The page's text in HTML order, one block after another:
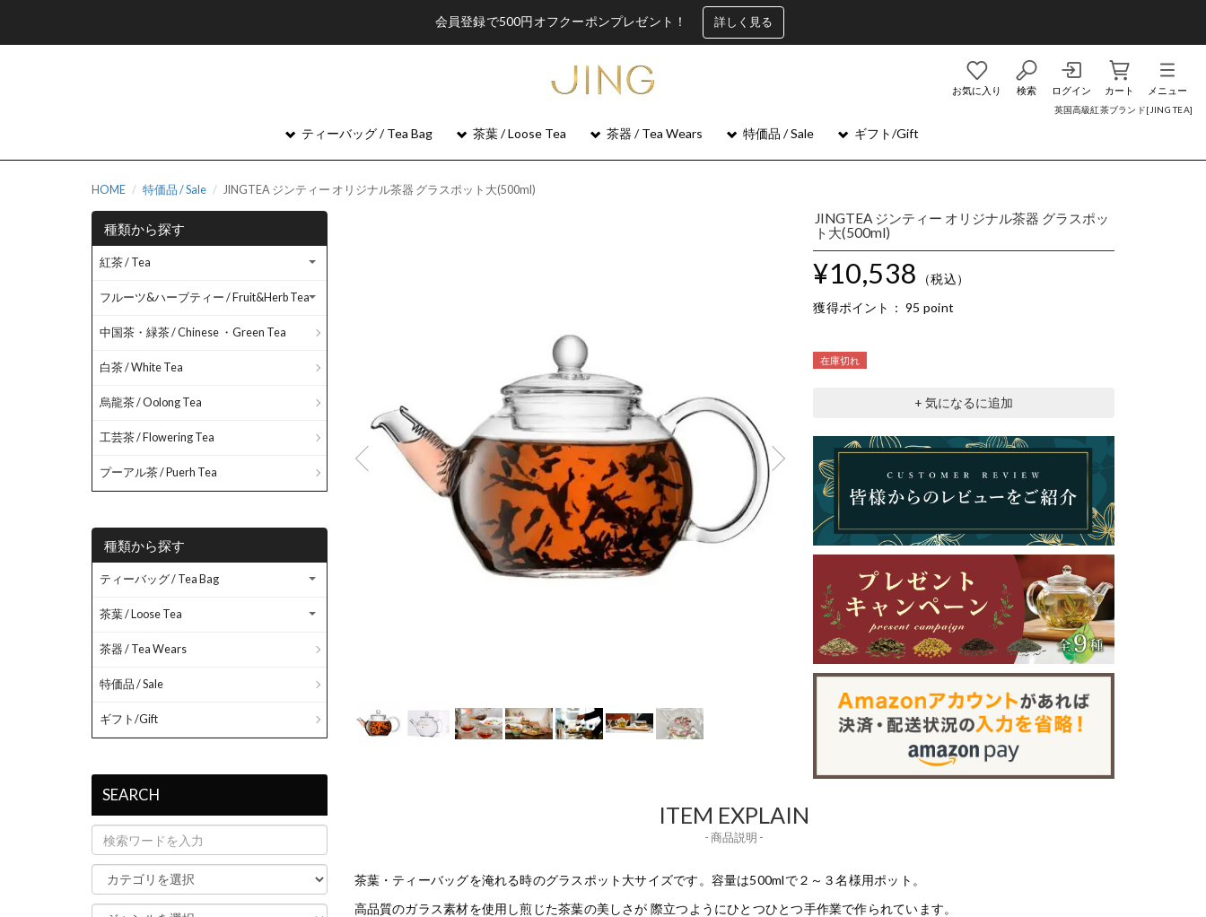
会員登録で500円オフクーポンプレゼント！ 詳しく見る
英国高級紅茶ブランド[JING TEA]
お気に入り 検索 ログイン カート メニュー
ティーバッグ / Tea Bag 茶葉 / Loose Tea 茶器 / Tea Wears 特価品 / Sale ギフト/Gift
HOME 特価品 / Sale JINGTEA ジンティー オリジナル茶器 グラスポット大(500ml)
JINGTEA ジンティー オリジナル茶器 グラスポッ
ト大(500ml)
¥10,538 （税込）
獲得ポイント：95 point
在庫切れ
+ 気になるに追加
ITEM EXPLAIN
- 商品説明 -
茶葉・ティーバッグを淹れる時のグラスポット大サイズです。容量は500mlで２～３名様用ポット。
高品質のガラス素材を使用し煎じた茶葉の美しさが 際立つようにひとつひとつ手作業で作られています。
種類から探す
紅茶 / Tea
フルーツ&ハーブティー / Fruit&Herb Tea
中国茶・緑茶 / Chinese ・Green Tea
白茶 / White Tea
烏龍茶 / Oolong Tea
工芸茶 / Flowering Tea
プーアル茶 / Puerh Tea
種類から探す
ティーバッグ / Tea Bag
茶葉 / Loose Tea
茶器 / Tea Wears
特価品 / Sale
ギフト/Gift
SEARCH